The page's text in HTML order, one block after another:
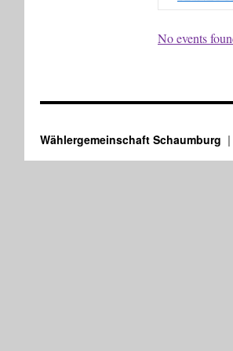
No events
Wählergemeinschaft Schaumburg